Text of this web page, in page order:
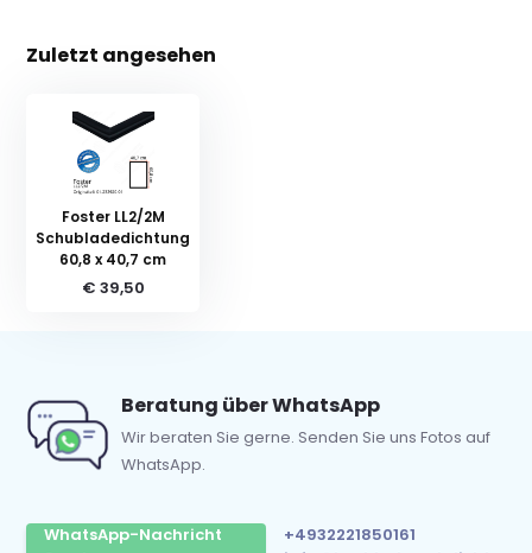
Zuletzt angesehen
Foster LL2/2M
Schubladedichtung
60,8 x 40,7 cm
€ 39,50
Beratung über WhatsApp
Wir beraten Sie gerne. Senden Sie uns Fotos auf
WhatsApp.
WhatsApp-Nachricht
+4932221850161